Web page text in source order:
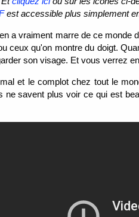
est accessible plus simplement
a vraiment marre de ce
ceux qu'on montre du doigt.
son visage. Et vous verrez
et le complot chez tout le
savent plus voir ce qui est